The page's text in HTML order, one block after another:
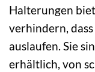
Halterungen
verhindern,
auslaufen. Sie
erhältlich, von